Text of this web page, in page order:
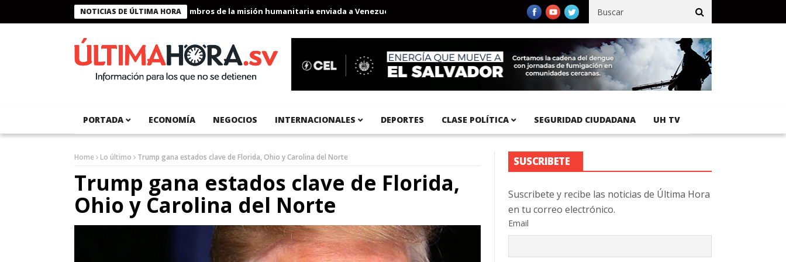
NOTICIAS DE ÚLTIMA HORA
Presidente Bukele condecora a miembros de la misión humanitaria enviada a Venezuela Aeropuerto Internacional del Pacífico registra 92 % de avance en obras de terracería
PORTADA ECONOMÍA NEGOCIOS INTERNACIONALES DEPORTES CLASE POLÍTICA SEGURIDAD CIUDADANA UH TV
Home Lo último Trump gana estados clave de Florida, Ohio y Carolina del Norte
Trump gana estados clave de Florida,
Ohio y Carolina del Norte
SUSCRIBETE
Suscribete y recibe las noticias de Última Hora
en tu correo electrónico.
Email